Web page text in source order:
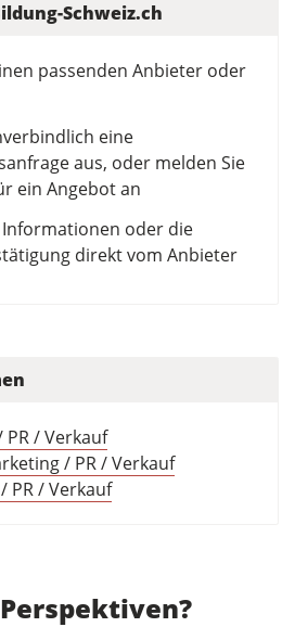
Schweiz.ch
passenden Anbieter oder
eine
aus, oder melden Sie
ein Angebot an
oder die
direkt vom Anbieter
PR / Verkauf
/ PR / Verkauf
PR / Verkauf